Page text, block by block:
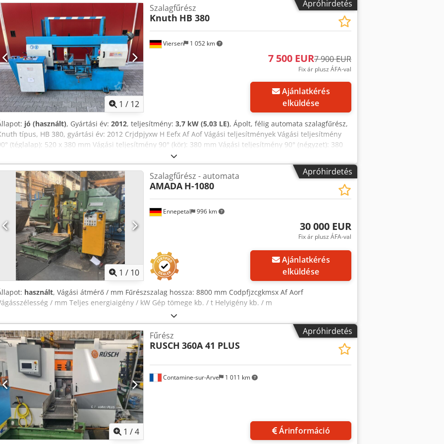
Apróhirdetés
1 / 12
Viersen 1 052 km
Szalagfűrész
Knuth HB 380
7 500 EUR7 900 EUR
Fix ár plusz ÁFA-val
Ajánlatkérés
elküldése
jó (használt), Gyártási év: 2012, teljesítmény: 3,7 kW (5,03 LE), Ápolt, félig automata szalagfűrész,
típus, HB 380, gyártási év: 2012 Crjdpjyxw H Eefx Af Aof Vágási teljesítmények Vágási teljesítmény
(téglalap): 520 x 380 mm Vágási teljesítmény 90° (kör): 380 mm Vágási teljesítmény 90° (négyzet): 380
mm Vágási teljesítmény 45° (téglalap): 300 x 380 mm Vágási teljesítmény 45° (kör): 300 mm Vágási
45° (négyzet): 300 mm Vágási sebesség: 20 - 100 m/perc Teljesítmény: 3,7 kW Szalag méretei:
4800 x 34 x 1,1 mm Méretek: 2850 x 1660 x 930 mm (Sz x Ma x Mé) - hidraulikus munkadarab-szorító -
automatikus emelési magasság beállítás Szállítás egyeztetés után lehetséges. #8530
Apróhirdetés
1 / 10
Ennepetal 996 km
Szalagfűrész - automata
AMADA H-1080
30 000 EUR
Fix ár plusz ÁFA-val
Ajánlatkérés
elküldése
használt, Vágási átmérő / mm Fűrészszalag hossza: 8800 mm Codpfjzcgkmsx Af Aorf
/ mm Teljes energiaigény / kW Gép tömege kb. / t Helyigény kb. / m
Apróhirdetés
1 /4
Contamine-sur-Arve 1 011 km
Fűrész
RUSCH 360A 41 PLUS
Árinformáció